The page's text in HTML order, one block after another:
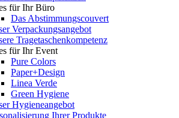
für Ihr Büro
Das Abstimmungscouvert
Verpackungsangebot
Tragetaschenkompetenz
für Ihr Event
Pure Colors
Paper+Design
Linea Verde
Green Hygiene
Hygieneangebot
Ihrer Produkte